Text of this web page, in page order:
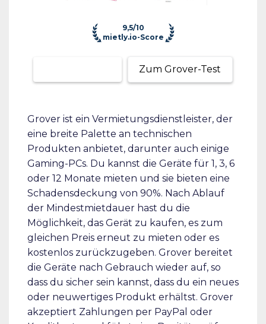
9,5/10
mietly.io-Score
Zum Grover-Test
Grover ist ein Vermietungsdienstleister, der
eine breite Palette an technischen
Produkten anbietet, darunter auch einige
Gaming-PCs. Du kannst die Geräte für 1, 3, 6
oder 12 Monate mieten und sie bieten eine
Schadensdeckung von 90%. Nach Ablauf
der Mindestmietdauer hast du die
Möglichkeit, das Gerät zu kaufen, es zum
gleichen Preis erneut zu mieten oder es
kostenlos zurückzugeben. Grover bereitet
die Geräte nach Gebrauch wieder auf, so
dass du sicher sein kannst, dass du ein neues
oder neuwertiges Produkt erhältst. Grover
akzeptiert Zahlungen per PayPal oder